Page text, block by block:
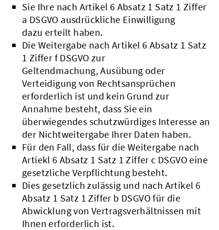
Beteiligungsbericht
Pflichtumtausch
Sie Ihre nach Artikel 6 Absatz 1 Satz 1 Ziffer
a DSGVO ausdrückliche Einwilligung
dazu erteilt haben.
Die Weitergabe nach Artikel 6 Absatz 1 Satz
1 Ziffer f DSGVO zur
Geltendmachung, Ausübung oder
Verteidigung von Rechtsansprüchen
erforderlich ist und kein Grund zur
Annahme besteht, dass Sie ein
überwiegendes schutzwürdiges Interesse an
der Nichtweitergabe Ihrer Daten haben.
Für den Fall, dass für die Weitergabe nach
Artiekl 6 Absatz 1 Satz 1 Ziffer c DSGVO eine
gesetzliche Verpflichtung besteht.
Dies gesetzlich zulässig und nach Artikel 6
Absatz 1 Satz 1 Ziffer b DSGVO für die
Abwicklung von Vertragsverhältnissen mit
Ihnen erforderlich ist.